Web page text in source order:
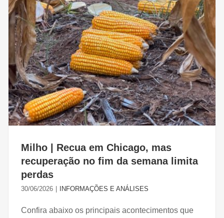
Milho | Recua em Chicago, mas
recuperação no fim da semana limita
perdas
30/06/2026 INFORMAÇÕES E ANÁLISES
Confira abaixo os principais acontecimentos que